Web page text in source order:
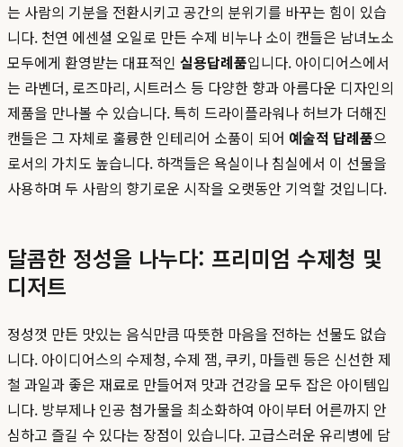
는 사람의 기분을 전환시키고 공간의 분위기를 바꾸는 힘이 있습
니다. 천연 에센셜 오일로 만든 수제 비누나 소이 캔들은 남녀노소
모두에게 환영받는 대표적인 실용답례품입니다. 아이디어스에서
는 라벤더, 로즈마리, 시트러스 등 다양한 향과 아름다운 디자인의
제품을 만나볼 수 있습니다. 특히 드라이플라워나 허브가 더해진
캔들은 그 자체로 훌륭한 인테리어 소품이 되어 예술적 답례품으
로서의 가치도 높습니다. 하객들은 욕실이나 침실에서 이 선물을
사용하며 두 사람의 향기로운 시작을 오랫동안 기억할 것입니다.
달콤한 정성을 나누다: 프리미엄 수제청 및
디저트
정성껏 만든 맛있는 음식만큼 따뜻한 마음을 전하는 선물도 없습
니다. 아이디어스의 수제청, 수제 잼, 쿠키, 마들렌 등은 신선한 제
철 과일과 좋은 재료로 만들어져 맛과 건강을 모두 잡은 아이템입
니다. 방부제나 인공 첨가물을 최소화하여 아이부터 어른까지 안
심하고 즐길 수 있다는 장점이 있습니다. 고급스러운 유리병에 담